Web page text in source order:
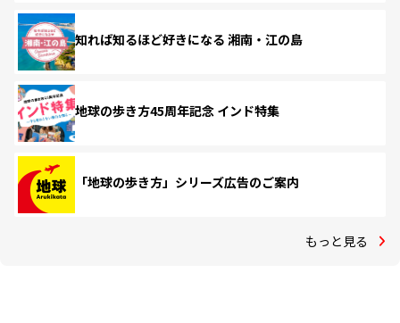
知れば知るほど好きになる 湘南・江の島
地球の歩き方45周年記念 インド特集
「地球の歩き方」シリーズ広告のご案内
もっと見る